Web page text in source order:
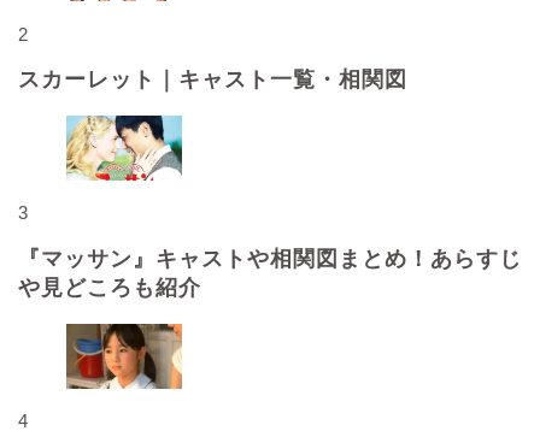
2
スカーレット｜キャスト一覧・相関図
3
『マッサン』キャストや相関図まとめ！あらすじ
や見どころも紹介
4